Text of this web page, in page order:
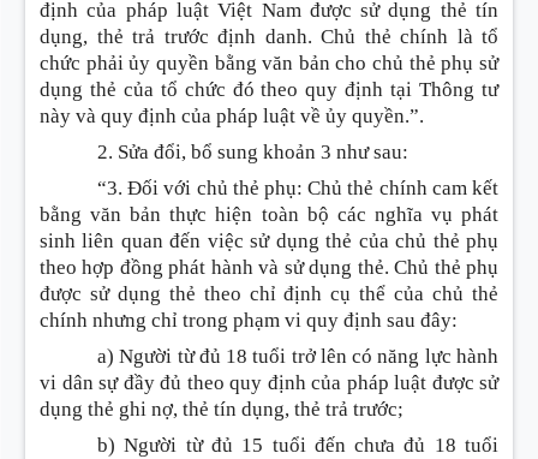
định của pháp luật Việt Nam được sử dụng thẻ tín
dụng, thẻ trả trước định danh. Chủ thẻ chính là tổ
chức phải ủy quyền bằng văn bản cho chủ thẻ phụ sử
dụng thẻ của tổ chức đó theo quy định tại Thông tư
này và quy định của pháp luật về ủy quyền.”.
2. Sửa đổi, bổ sung khoản 3 như sau:
“3. Đối với chủ thẻ phụ: Chủ thẻ chính cam kết
bằng văn bản thực hiện toàn bộ các nghĩa vụ phát
sinh liên quan đến việc sử dụng thẻ của chủ thẻ phụ
theo hợp đồng phát hành và sử dụng thẻ. Chủ thẻ phụ
được sử dụng thẻ theo chỉ định cụ thể của chủ thẻ
chính nhưng chỉ trong phạm vi quy định sau đây:
a) Người từ đủ 18 tuổi trở lên có năng lực hành
vi dân sự đầy đủ theo quy định của pháp luật được sử
dụng thẻ ghi nợ, thẻ tín dụng, thẻ trả trước;
b) Người từ đủ 15 tuổi đến chưa đủ 18 tuổi